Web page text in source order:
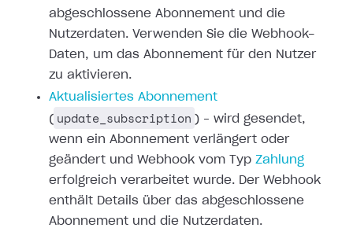
abgeschlossene Abonnement und die
Nutzerdaten. Verwenden Sie die Webhook-
Daten, um das Abonnement für den Nutzer
zu aktivieren.
Aktualisiertes Abonnement
( update_subscription ) – wird gesendet,
wenn ein Abonnement verlängert oder
geändert und Webhook vom Typ Zahlung
erfolgreich verarbeitet wurde. Der Webhook
enthält Details über das abgeschlossene
Abonnement und die Nutzerdaten.